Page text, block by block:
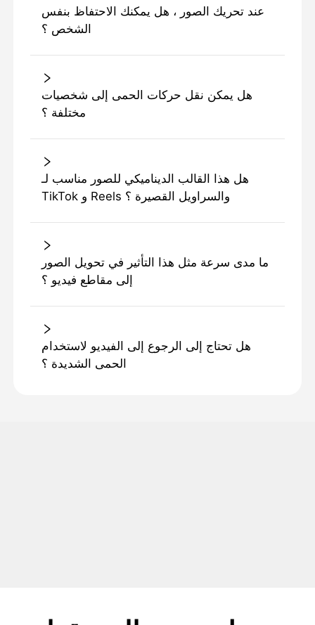
عند تحريك الصور ، هل يمكنك الاحتفاظ بنفس
الشخص ؟
هل يمكن نقل حركات الحمى إلى شخصيات
مختلفة ؟
هل هذا القالب الديناميكي للصور مناسب لـ
TikTok و Reels والسراويل القصيرة ؟
ما مدى سرعة مثل هذا التأثير في تحويل الصور
إلى مقاطع فيديو ؟
هل تحتاج إلى الرجوع إلى الفيديو لاستخدام
الحمى الشديدة ؟